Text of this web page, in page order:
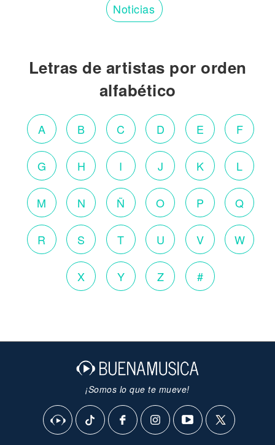
Noticias
Letras de artistas por orden
alfabético
A B C D E F
G H I J K L
M N Ñ O P Q
R S T U V W
X Y Z #
¡Somos lo que te mueve!